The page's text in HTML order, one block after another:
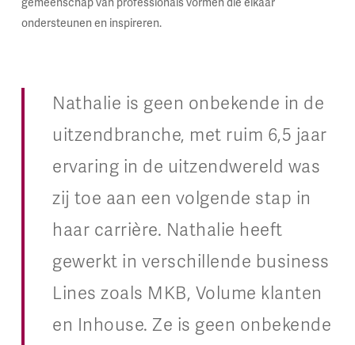
gemeenschap van professionals vormen die elkaar
ondersteunen en inspireren.
Nathalie is geen onbekende in de
uitzendbranche, met ruim 6,5 jaar
ervaring in de uitzendwereld was
zij toe aan een volgende stap in
haar carrière. Nathalie heeft
gewerkt in verschillende business
Lines zoals MKB, Volume klanten
en Inhouse. Ze is geen onbekende